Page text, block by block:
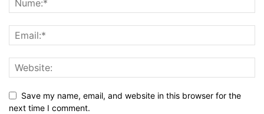
Save my name, email, and website in this browser for the
next time I comment.